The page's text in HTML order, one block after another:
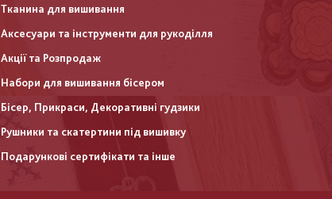
Тканина для вишивання
Аксесуари та інструменти для рукоділля
Акції та Розпродаж
Набори для вишивання бісером
Бісер, Прикраси, Декоративні гудзики
Рушники та скатертини під вишивку
Подарункові сертифікати та інше